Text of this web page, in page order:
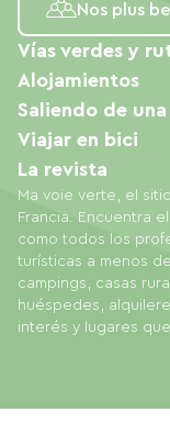
Nos plus
Ma voie verte, el
Francia. Encuentra
como todos los
turísticas a menos
campings, casas
huéspedes,
interés y lugares
Vías verdes y
Alojamientos
Saliendo de
Viajar en bici
La revista